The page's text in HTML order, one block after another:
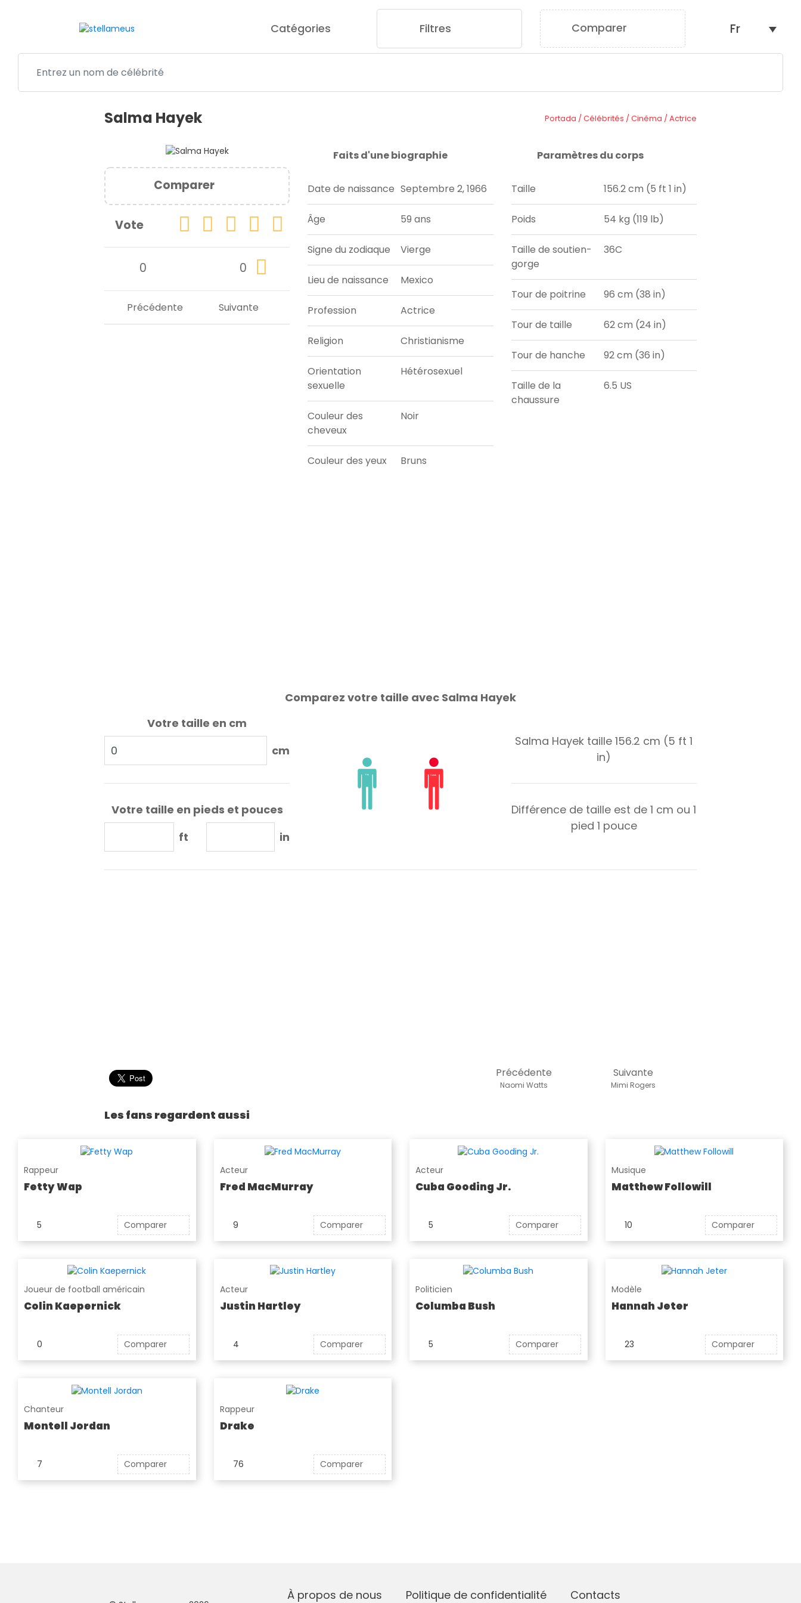
Catégories Filtres Comparer Fr
Salma Hayek Portada /Célébrités /Cinéma /Actrice
Comparer
Vote
0 0
Suivante
Précédente
Faits d'une biographie
Date de naissance Septembre 2, 1966
Âge 59 ans
Signe du zodiaque Vierge
Lieu de naissance Mexico
Profession Actrice
Religion Christianisme
Orientation
sexuelle
Hétérosexuel
Couleur des
cheveux
Noir
Couleur des yeux Bruns
Paramètres du corps
Taille 156.2 cm (5 ft 1 in)
Poids 54 kg (119 lb)
Taille de soutien-
gorge
36C
Tour de poitrine 96 cm (38 in)
Tour de taille 62 cm (24 in)
Tour de hanche 92 cm (36 in)
Taille de la
chaussure
6.5 US
Comparez votre taille avec Salma Hayek
Votre taille en cm
cm
Votre taille en pieds et pouces
ft
in
Salma Hayek taille 156.2 cm (5 ft 1
in)
Différence de taille est de1 cm ou1
pied 1 pouce
Suivante
Mimi Rogers
Précédente
Naomi Watts
Les fans regardent aussi
Rappeur
Fetty Wap
5 Comparer
Acteur
Fred MacMurray
9 Comparer
Acteur
Cuba Gooding Jr.
5 Comparer
Musique
Matthew Followill
10 Comparer
Joueur de football américain
Colin Kaepernick
0 Comparer
Acteur
Justin Hartley
4 Comparer
Politicien
Columba Bush
5 Comparer
Modèle
Hannah Jeter
23 Comparer
Chanteur
Montell Jordan
7 Comparer
Rappeur
Drake
76 Comparer
À propos de nous Politique de confidentialité Contacts